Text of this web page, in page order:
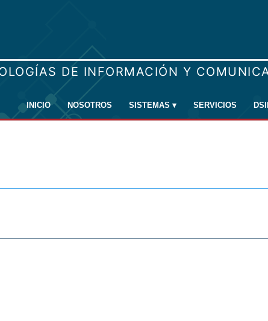
INICIO NOSOTROS SISTEMAS ▾ SERVICIOS